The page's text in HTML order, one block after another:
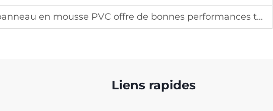
mousse PVC offre de bonnes performances tant dans les projets intérieurs qu'extérieurs
Liens rapides